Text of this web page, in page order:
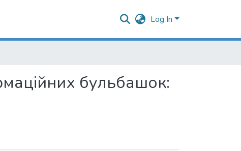
Log In
бульбашок: